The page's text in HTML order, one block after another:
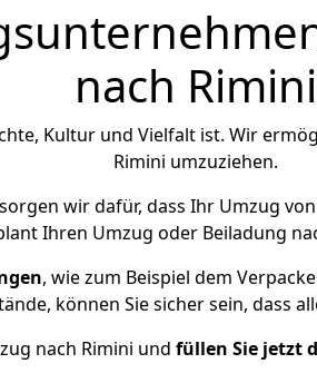
nach Rimini
Kultur und Vielfalt ist. Wir
Rimini umzuziehen.
wir dafür, dass Ihr Umzug
Ihren Umzug oder Beiladung
, wie zum Beispiel dem
können Sie sicher sein, dass
nach Rimini und füllen Sie jetzt